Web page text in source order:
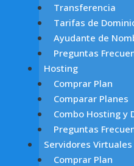
Transferencia
Tarifas de
Ayudante de
Preguntas
Hosting
Comprar Plan
Comparar Planes
Combo Hosting y
Preguntas
Servidores Virtuales
Comprar Plan